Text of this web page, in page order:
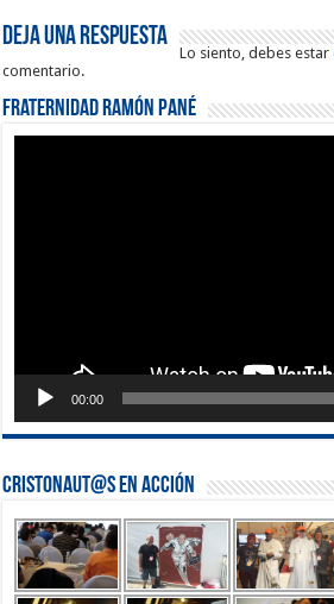
Deja una respuesta
Lo siento, debes estar
comentario.
Fraternidad Ramón Pané
00:00
Cristonaut@s en Acción